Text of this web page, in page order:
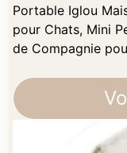
Portable Iglou
pour Chats, Mini
de Compagnie